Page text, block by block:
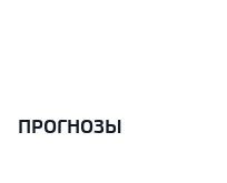
ПРОГНОЗЫ